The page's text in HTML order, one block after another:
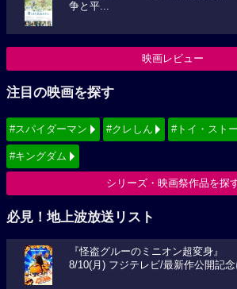
争と平...
映画レビュー
注目の映画を探す
#スパイダーマン #クレしん #トイ・スト
#キングダム
シリーズ・映画祭作品を探
必見！地上波放送リスト
『怪盗グルーのミニオン超変身』
8/10(月) フジテレビ/最新作公開記